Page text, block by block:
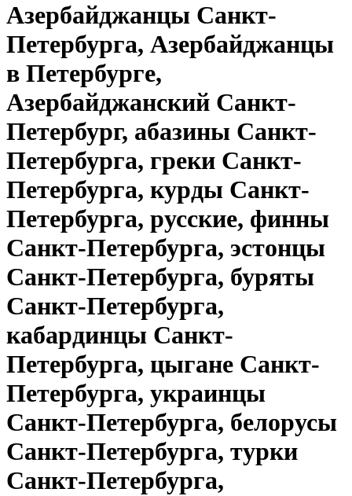
Азербайджанцы Санкт-
Петербурга, Азербайджанцы
в Петербурге,
Азербайджанский Санкт-
Петербург, абазины Санкт-
Петербурга, греки Санкт-
Петербурга, курды Санкт-
Петербурга, русские, финны
Санкт-Петербурга, эстонцы
Санкт-Петербурга, буряты
Санкт-Петербурга,
кабардинцы Санкт-
Петербурга, цыгане Санкт-
Петербурга, украинцы
Санкт-Петербурга, белорусы
Санкт-Петербурга, турки
Санкт-Петербурга,